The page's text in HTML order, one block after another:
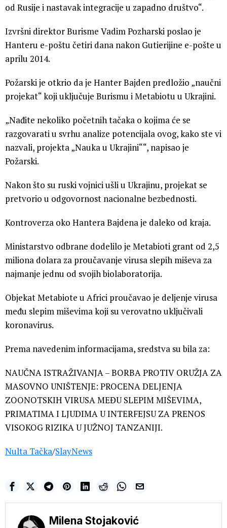
od Rusije i nastavak integracije u zapadno društvo“.
Izvršni direktor Burisme Vadim Pozharski poslao je
Hanteru e-poštu četiri dana nakon Gutierijine e-pošte u
aprilu 2014.
Požarski je otkrio da je Hanter Bajden predložio „naučni
projekat“ koji uključuje Burismu i Metabiotu u Ukrajini.
„Nađite nekoliko početnih tačaka o kojima će se
razgovarati u svrhu analize potencijala ovog, kako ste vi
nazvali, projekta „Nauka u Ukrajini““, napisao je
Požarski.
Nakon što su ruski vojnici ušli u Ukrajinu, projekat se
pretvorio u odgovornost nacionalne bezbednosti.
Kontroverza oko Hantera Bajdena je daleko od kraja.
Ministarstvo odbrane dodelilo je Metabioti grant od 2,5
miliona dolara za proučavanje virusa slepih miševa za
najmanje jednu od svojih biolaboratorija.
Objekat Metabiote u Africi proučavao je deljenje virusa
među slepim miševima koji su verovatno uključivali
koronavirus.
Prema navedenim informacijama, sredstva su bila za:
NAUČNA ISTRAŽIVANJA – BORBA PROTIV ORUŽJA ZA
MASOVNO UNIŠTENJE: PROCENA DELJENJA
ZOONOTSKIH VIRUSA MEĐU SLEPIM MIŠEVIMA,
PRIMATIMA I LJUDIMA U INTERFEJSU ZA PRENOS
VISOKOG RIZIKA U JUŽNOJ TANZANIJI.
Nulta Tačka/SlayNews
Milena Stojaković